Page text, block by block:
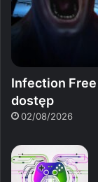
Infection
dostęp
02/08/2026